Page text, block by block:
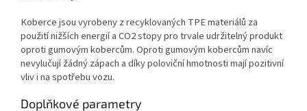
Koberce jsou vyrobeny z recyklovaných TPE materiálů za
použití nižších energií a CO2 stopy pro trvale udržitelný produkt
oproti gumovým kobercům. Oproti gumovým kobercům navíc
nevylučují žádný zápach a díky poloviční hmotnosti mají pozitivní
vliv i na spotřebu vozu.
Doplňkové parametry